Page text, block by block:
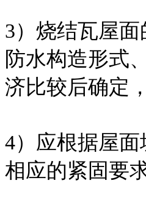
3）烧结瓦屋
防水构造形式
济比较后确定
4）应根据屋
相应的紧固要求